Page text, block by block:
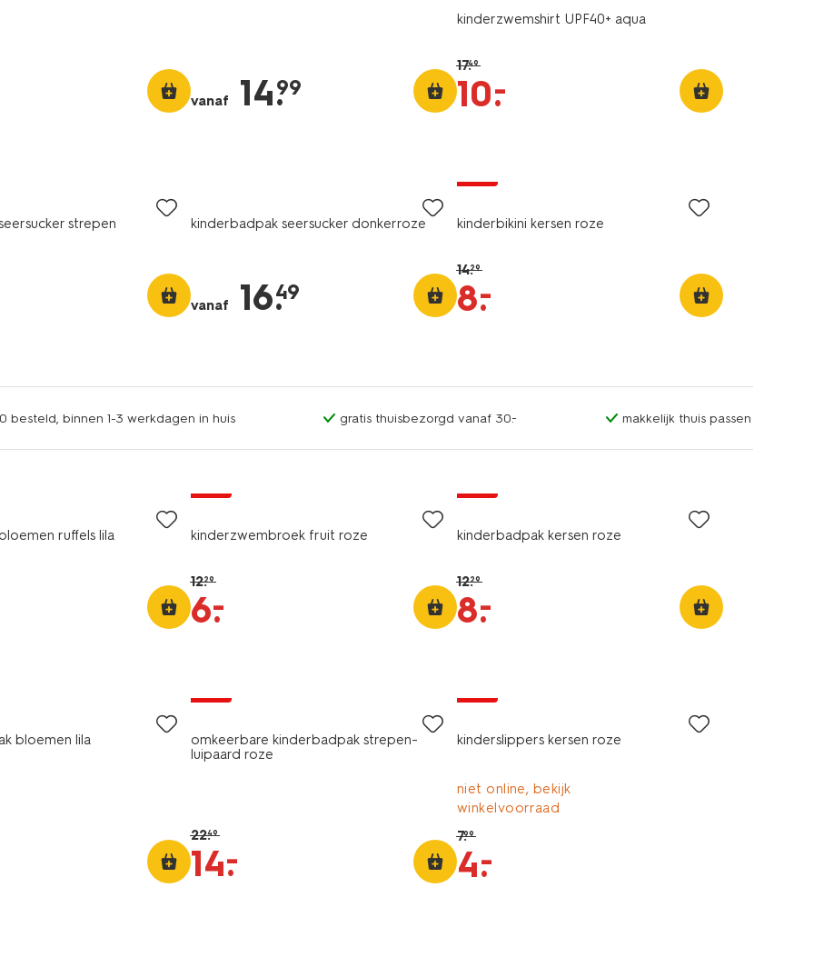
vanaf 14.
99
kinderzwemshirt UPF40+ aqua
17.49
10.
–
strepen
kinderbadpak seersucker donkerroze
vanaf 16.
49
kinderbikini kersen roze
14.29
8.
–
besteld, binnen 1-3 werkdagen in huis gratis thuisbezorgd vanaf 30.- makkelijk thuis passen
ruffels lila kinderzwembroek fruit roze
12.29
6.
–
kinderbadpak kersen roze
12.29
8.
–
bloemen lila
omkeerbare kinderbadpak strepen-
luipaard roze
22.49
14.
–
kinderslippers kersen roze
niet online, bekijk
winkelvoorraad
7.99
4.
–